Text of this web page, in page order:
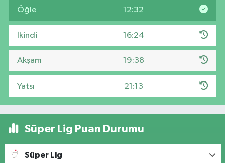
Öğle 12:32
İkindi 16:24
Akşam 19:38
Yatsı 21:13
Süper Lig Puan Durumu
Süper Lig